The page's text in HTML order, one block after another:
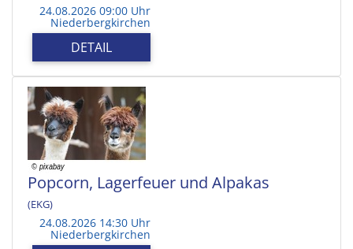
24.08.2026 09:00 Uhr
Niederbergkirchen
DETAIL
Popcorn, Lagerfeuer und Alpakas
(EKG)
24.08.2026 14:30 Uhr
Niederbergkirchen